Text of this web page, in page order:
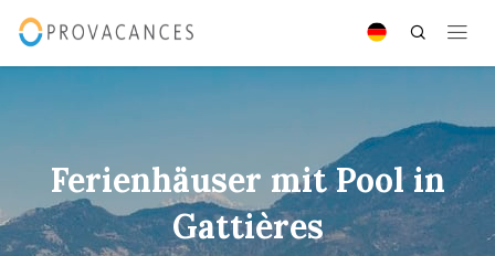
Ferienhäuser mit Pool in
Gattières